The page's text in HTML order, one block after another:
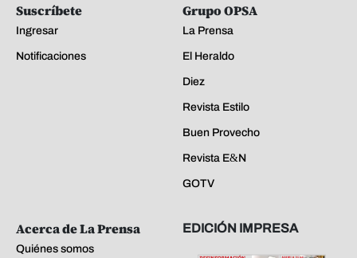
Suscríbete
Ingresar
Notificaciones
Grupo OPSA
La Prensa
El Heraldo
Diez
Revista Estilo
Buen Provecho
Revista E&N
GOTV
Acerca de La Prensa
Quiénes somos
EDICIÓN IMPRESA